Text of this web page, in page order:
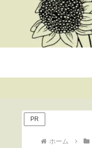
PR
ホーム